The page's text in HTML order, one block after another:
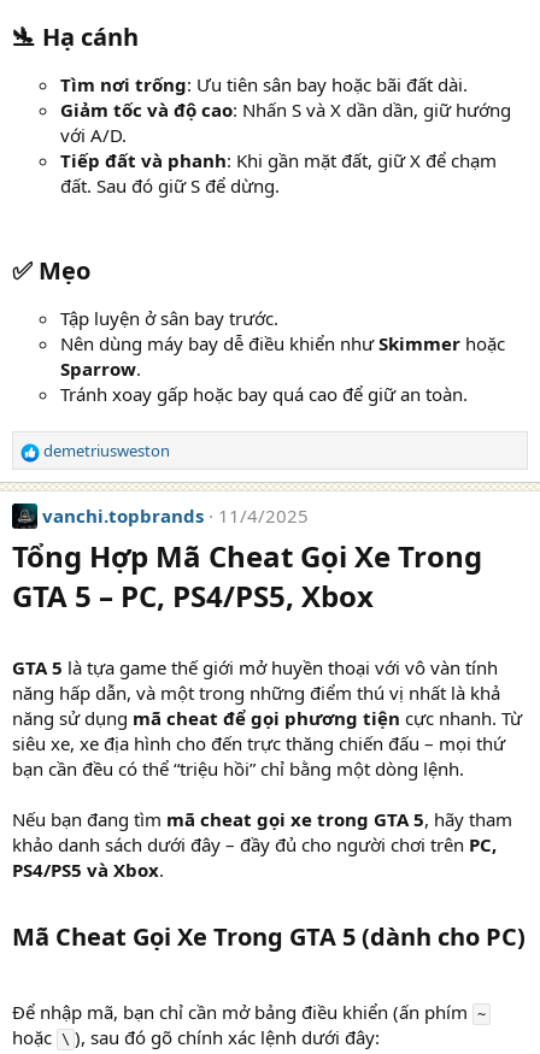
🛬 Hạ cánh​
Tìm nơi trống: Ưu tiên sân bay hoặc bãi đất dài.
Giảm tốc và độ cao: Nhấn S và X dần dần, giữ hướng
với A/D.
Tiếp đất và phanh: Khi gần mặt đất, giữ X để chạm
đất. Sau đó giữ S để dừng.
✅ Mẹo​
Tập luyện ở sân bay trước.
Nên dùng máy bay dễ điều khiển nhưSkimmer hoặc
Sparrow.
Tránh xoay gấp hoặc bay quá cao để giữ an toàn.
R
e
a
c
t
i
o
n
demetriusweston
vanchi.topbrands 11/4/2025
Tổng Hợp Mã Cheat Gọi Xe Trong
GTA 5 – PC, PS4/PS5, Xbox
GTA 5 là tựa game thế giới mở huyền thoại với vô vàn tính
năng hấp dẫn, và một trong những điểm thú vị nhất là khả
năng sử dụng mã cheat để gọi phương tiện cực nhanh. Từ
siêu xe, xe địa hình cho đến trực thăng chiến đấu – mọi thứ
bạn cần đều có thể “triệu hồi” chỉ bằng một dòng lệnh.
Nếu bạn đang tìm mã cheat gọi xe trong GTA 5, hãy tham
khảo danh sách dưới đây – đầy đủ cho người chơi trên PC,
PS4/PS5 và Xbox.
Mã Cheat Gọi Xe Trong GTA 5 (dành cho PC)
Để nhập mã, bạn chỉ cần mở bảng điều khiển (ấn phím ~
hoặc \ ), sau đó gõ chính xác lệnh dưới đây: